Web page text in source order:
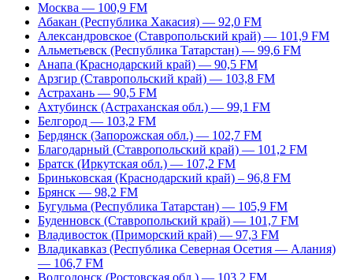
Москва — 100,9 FM
Абакан (Республика Хакасия) — 92,0 FM
Александровское (Ставропольский край) — 101,9 FM
Альметьевск (Республика Татарстан) — 99,6 FM
Анапа (Краснодарский край) — 90,5 FM
Арзгир (Ставропольский край) — 103,8 FM
Астрахань — 90,5 FM
Ахтубинск (Астраханская обл.) — 99,1 FM
Белгород — 103,2 FM
Бердянск (Запорожская обл.) — 102,7 FM
Благодарный (Ставропольский край) — 101,2 FM
Братск (Иркутская обл.) — 107,2 FM
Бриньковская (Краснодарский край) – 96,8 FM
Брянск — 98,2 FM
Бугульма (Республика Татарстан) — 105,9 FM
Буденновск (Ставропольский край) — 101,7 FM
Владивосток (Приморский край) — 97,3 FM
Владикавказ (Республика Северная Осетия — Алания)
— 106,7 FM
Волгодонск (Ростовская обл.) — 103,2 FM